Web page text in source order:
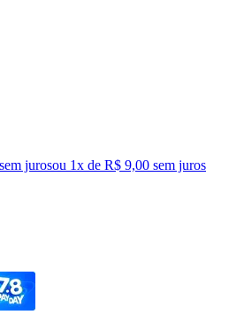
jurosou 1x de R$ 9,00 sem juros